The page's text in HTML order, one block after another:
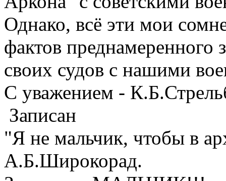
Однако, всё эти мои
фактов
своих судов с нашими
С уважением -
Записан
"Я не мальчик, чтобы в
А.Б.Широкорад.